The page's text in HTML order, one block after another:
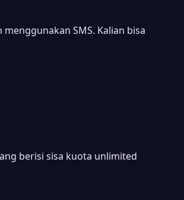
SMS. Kalian bisa
berisi sisa kuota unlimited